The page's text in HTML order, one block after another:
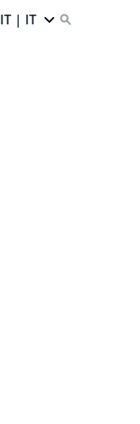
IT | IT